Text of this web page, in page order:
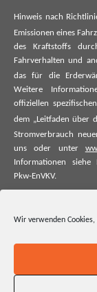
Wir verwenden
Hinweis nach
Emissionen eines
des Kraftstoffs
Fahrverhalten und
das für die
Weitere
offiziellen
dem „Leitfaden über
Stromverbrauch
uns oder unter
Informationen siehe
Pkw-EnVKV.
offiziellen
offiziellen
neuer Pkw
der Deutschen